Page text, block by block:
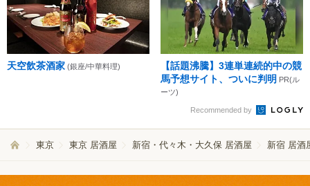
天空飲茶酒家 (銀座/中華料理)
【話題沸騰】3連単連続的中の競
馬予想サイト、ついに判明 PR(ル
ーツ)
Recommended by
東京 東京 居酒屋 新宿・代々木・大久保 居酒屋 新宿 居酒